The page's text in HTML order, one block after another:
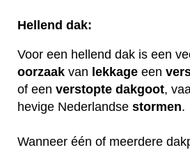
Hellend dak:
Voor een hellend dak is een
oorzaak van lekkage een
of een verstopte dakgoot,
hevige Nederlandse stormen.
Wanneer één of meerdere